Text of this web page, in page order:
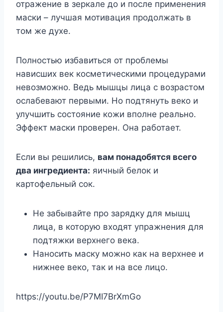
отражение в зеркале до и после применения
маски – лучшая мотивация продолжать в
том же духе.
Полностью избавиться от проблемы
нависших век косметическими процедурами
невозможно. Ведь мышцы лица с возрастом
ослабевают первыми. Но подтянуть веко и
улучшить состояние кожи вполне реально.
Эффект маски проверен. Она работает.
Если вы решились, вам понадобятся всего
два ингредиента: яичный белок и
картофельный сок.
Не забывайте про зарядку для мышц
лица, в которую входят упражнения для
подтяжки верхнего века.
Наносить маску можно как на верхнее и
нижнее веко, так и на все лицо.
https://youtu.be/P7MI7BrXmGo